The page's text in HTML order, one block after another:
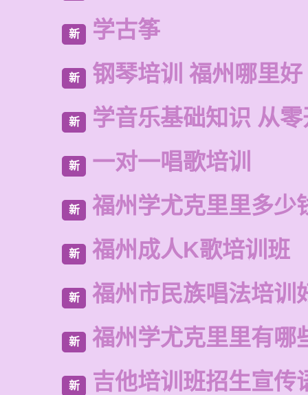
新 学古筝
新 钢琴培训 福州哪里好
新 学音乐基础知识 从
新 一对一唱歌培训
新 福州学尤克里里多少
新 福州成人K歌培训班
新 福州市民族唱法培训
新 福州学尤克里里有哪
新 吉他培训班招生宣传